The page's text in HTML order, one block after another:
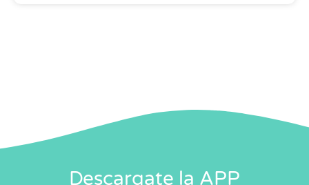
Descargate la APP